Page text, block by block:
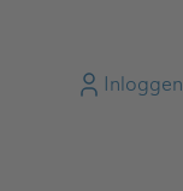
Inloggen